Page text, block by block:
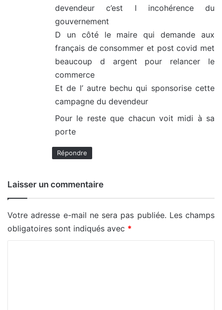
:
devendeur c’est l incohérence du
gouvernement
D un côté le maire qui demande aux
français de consommer et post covid met
beaucoup d argent pour relancer le
commerce
Et de l’ autre bechu qui sponsorise cette
campagne du devendeur
Pour le reste que chacun voit midi à sa
porte
Répondre
Laisser un commentaire
Votre adresse e-mail ne sera pas publiée. Les champs
obligatoires sont indiqués avec *